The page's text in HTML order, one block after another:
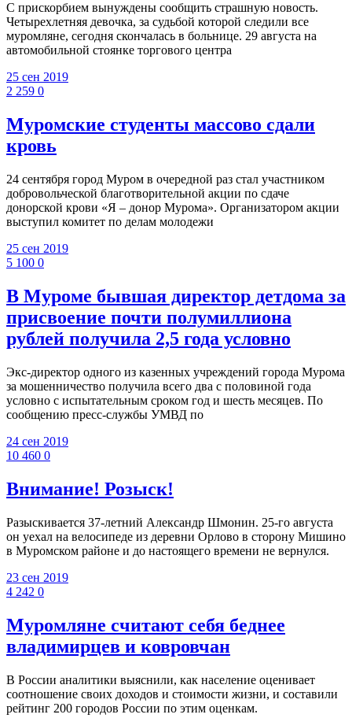
С прискорбием вынуждены сообщить страшную новость.
Четырехлетняя девочка, за судьбой которой следили все
муромляне, сегодня скончалась в больнице. 29 августа на
автомобильной стоянке торгового центра
25 сен 2019
2 259 0
Муромские студенты массово сдали
кровь
24 сентября город Муром в очередной раз стал участником
добровольческой благотворительной акции по сдаче
донорской крови «Я – донор Мурома». Организатором акции
выступил комитет по делам молодежи
25 сен 2019
5 100 0
В Муроме бывшая директор детдома за
присвоение почти полумиллиона
рублей получила 2,5 года условно
Экс-директор одного из казенных учреждений города Мурома
за мошенничество получила всего два с половиной года
условно с испытательным сроком год и шесть месяцев. По
сообщению пресс-службы УМВД по
24 сен 2019
10 460 0
Внимание! Розыск!
Разыскивается 37-летний Александр Шмонин. 25-го августа
он уехал на велосипеде из деревни Орлово в сторону Мишино
в Муромском районе и до настоящего времени не вернулся.
23 сен 2019
4 242 0
Муромляне считают себя беднее
владимирцев и ковровчан
В России аналитики выяснили, как население оценивает
соотношение своих доходов и стоимости жизни, и составили
рейтинг 200 городов России по этим оценкам.